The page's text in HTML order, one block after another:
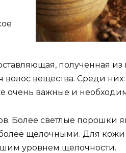
полученная из
вещества. Среди
очень важные и
Более светлые порошки
щелочными. Для кожи
уровнем щелочности.